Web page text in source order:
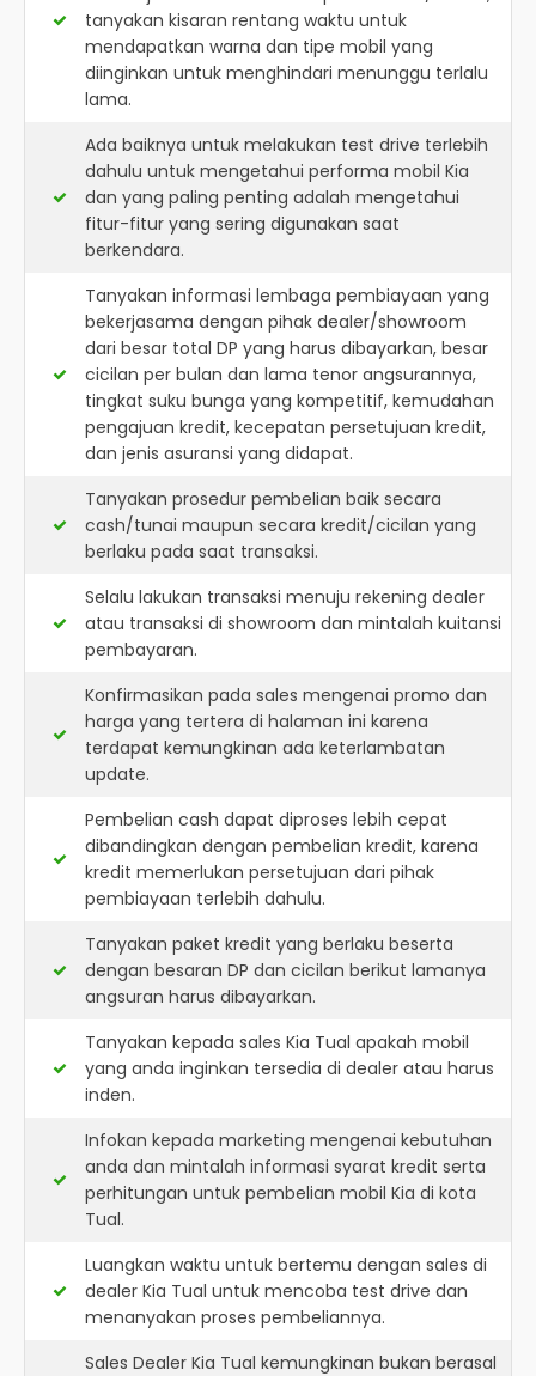
tanyakan kisaran rentang waktu untuk
mendapatkan warna dan tipe mobil yang
diinginkan untuk menghindari menunggu terlalu
lama.
Ada baiknya untuk melakukan test drive terlebih
dahulu untuk mengetahui performa mobil Kia
dan yang paling penting adalah mengetahui
fitur-fitur yang sering digunakan saat
berkendara.
Tanyakan informasi lembaga pembiayaan yang
bekerjasama dengan pihak dealer/showroom
dari besar total DP yang harus dibayarkan, besar
cicilan per bulan dan lama tenor angsurannya,
tingkat suku bunga yang kompetitif, kemudahan
pengajuan kredit, kecepatan persetujuan kredit,
dan jenis asuransi yang didapat.
Tanyakan prosedur pembelian baik secara
cash/tunai maupun secara kredit/cicilan yang
berlaku pada saat transaksi.
Selalu lakukan transaksi menuju rekening dealer
atau transaksi di showroom dan mintalah kuitansi
pembayaran.
Konfirmasikan pada sales mengenai promo dan
harga yang tertera di halaman ini karena
terdapat kemungkinan ada keterlambatan
update.
Pembelian cash dapat diproses lebih cepat
dibandingkan dengan pembelian kredit, karena
kredit memerlukan persetujuan dari pihak
pembiayaan terlebih dahulu.
Tanyakan paket kredit yang berlaku beserta
dengan besaran DP dan cicilan berikut lamanya
angsuran harus dibayarkan.
Tanyakan kepada sales Kia Tual apakah mobil
yang anda inginkan tersedia di dealer atau harus
inden.
Infokan kepada marketing mengenai kebutuhan
anda dan mintalah informasi syarat kredit serta
perhitungan untuk pembelian mobil Kia di kota
Tual.
Luangkan waktu untuk bertemu dengan sales di
dealer Kia Tual untuk mencoba test drive dan
menanyakan proses pembeliannya.
Sales Dealer Kia Tual kemungkinan bukan berasal